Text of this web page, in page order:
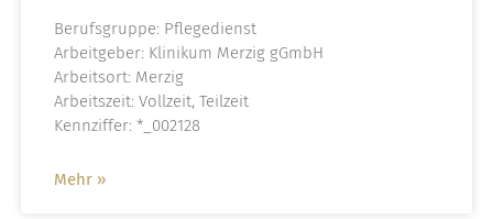
Berufsgruppe: Pflegedienst
Arbeitgeber: Klinikum Merzig gGmbH
Arbeitsort: Merzig
Arbeitszeit: Vollzeit, Teilzeit
Kennziffer: *_002128
Mehr »